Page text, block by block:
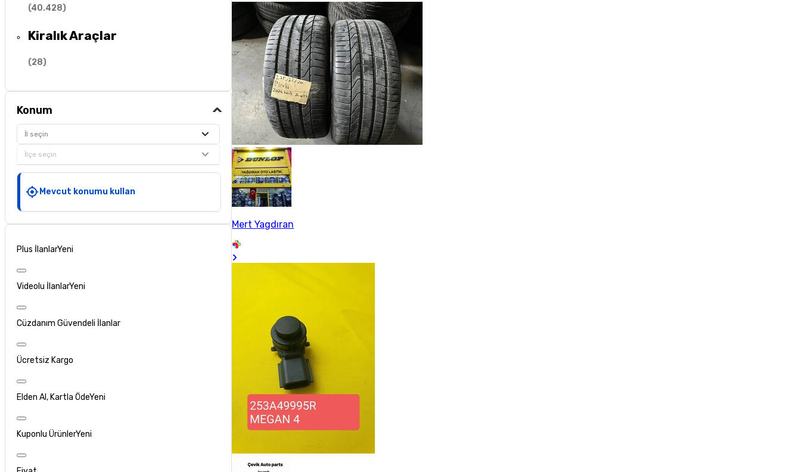
(40.428)
Kiralık Araçlar
(28)
Konum
İl seçin
İlçe seçin
Mevcut konumu kullan
Plus İlanlarYeni
Videolu İlanlarYeni
Cüzdanım Güvendeli İlanlar
Ücretsiz Kargo
Elden Al, Kartla ÖdeYeni
Kuponlu ÜrünlerYeni
Mert Yagdıran